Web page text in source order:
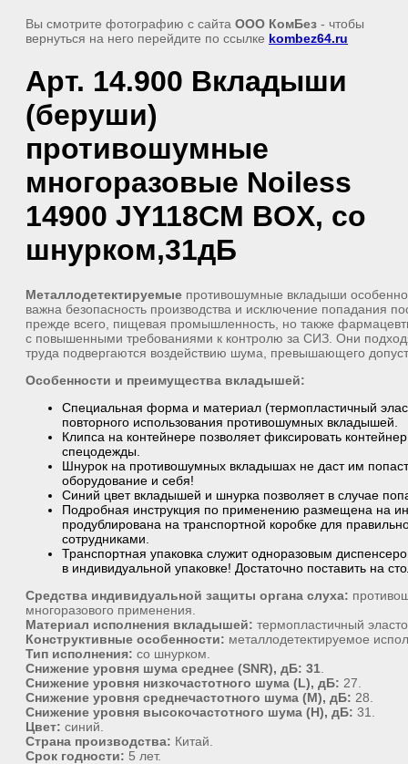
Вы смотрите фотографию с сайта ООО КомБез - чтобы
вернуться на него перейдите по ссылке kombez64.ru
Арт. 14.900 Вкладыши
(беруши)
противошумные
многоразовые Noiless
14900 JY118СM BOX, со
шнурком,31дБ
Металлодетектируемые противошумные вкладыши
важна безопасность производства и исключение попадания
прежде всего, пищевая промышленность, но также
с повышенными требованиями к контролю за СИЗ. Они
труда подвергаются воздействию шума, превышающего
Особенности и преимущества вкладышей:
Специальная форма и материал (термопластичный
повторного использования противошумных вкладышей.
Клипса на контейнере позволяет фиксировать
спецодежды.
Шнурок на противошумных вкладышах не даст им
оборудование и себя!
Синий цвет вкладышей и шнурка позволяет в случае
Подробная инструкция по применению размещена на
продублирована на транспортной коробке для
сотрудниками.
Транспортная упаковка служит одноразовым
в индивидуальной упаковке! Достаточно поставить на
Средства индивидуальной защиты органа слуха:
многоразового применения.
Материал исполнения вкладышей: термопластичный
Конструктивные особенности: металлодетектируемое
Тип исполнения: со шнурком.
Снижение уровня шума среднее (SNR), дБ: 31
Снижение уровня низкочастотного шума (L), дБ: 27.
Снижение уровня среднечастотного шума (M), дБ: 28.
Снижение уровня высокочастотного шума (H), дБ: 31.
Цвет: синий.
Страна производства: Китай.
Срок годности: 5 лет.